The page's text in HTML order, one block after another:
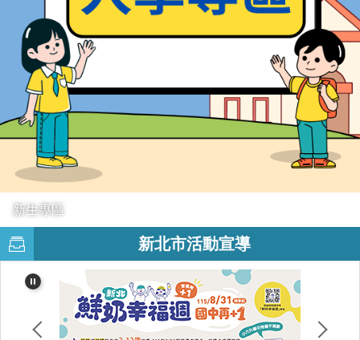
新生專區
新北市活動宣導